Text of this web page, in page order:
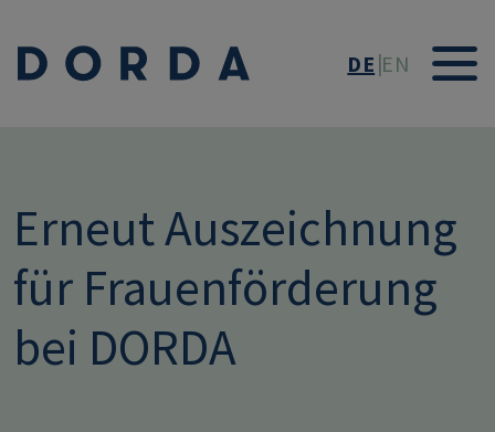
DE EN
Erneut Auszeichnung
für Frauenförderung
bei DORDA